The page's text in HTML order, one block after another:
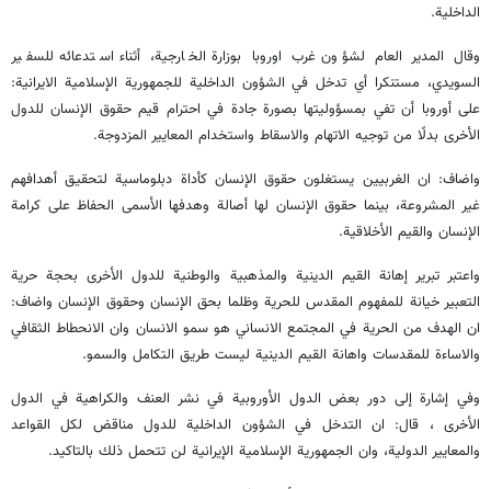
الداخلية.
وقال المدير العام لشؤون غرب اوروبا بوزارة الخارجية، أثناء استدعائه للسفير
السويدي، مستنكرا أي تدخل في الشؤون الداخلية للجمهورية الإسلامية الايرانية:
على أوروبا أن تفي بمسؤوليتها بصورة جادة في احترام قيم حقوق الإنسان للدول
الأخرى بدلًا من توجيه الاتهام والاسقاط واستخدام المعايير المزدوجة.
واضاف: ان الغربيين يستغلون حقوق الإنسان كأداة دبلوماسية لتحقيق أهدافهم
غير المشروعة، بينما حقوق الإنسان لها أصالة وهدفها الأسمى الحفاظ على كرامة
الإنسان والقيم الأخلاقية.
واعتبر تبرير إهانة القيم الدينية والمذهبية والوطنية للدول الأخرى بحجة حرية
التعبير خيانة للمفهوم المقدس للحرية وظلما بحق الإنسان وحقوق الإنسان واضاف:
ان الهدف من الحرية في المجتمع الانساني هو سمو الانسان وان الانحطاط الثقافي
والاساءة للمقدسات واهانة القيم الدينية ليست طريق التكامل والسمو.
وفي إشارة إلى دور بعض الدول الأوروبية في نشر العنف والكراهية في الدول
الأخرى ، قال: ان التدخل في الشؤون الداخلية للدول مناقض لكل القواعد
والمعايير الدولية، وان الجمهورية الإسلامية الإيرانية لن تتحمل ذلك بالتاكيد.